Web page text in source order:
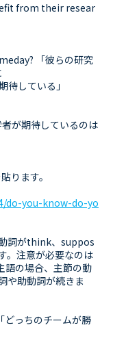
from their resear
「彼らの研究
している」
が期待しているのは
ります。
do-you-know-do-yo
詞がthink、suppos
。注意が必要なのは
の場合、主節の動
や助動詞が続きま
っちのチームが勝